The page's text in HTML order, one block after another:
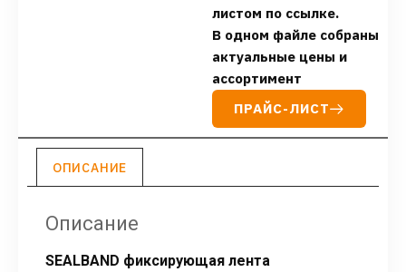
листом по ссылке.
В одном файле собраны
актуальные цены и
ассортимент
ПРАЙС-ЛИСТ
ОПИСАНИЕ
Описание
SEALBAND фиксирующая лента